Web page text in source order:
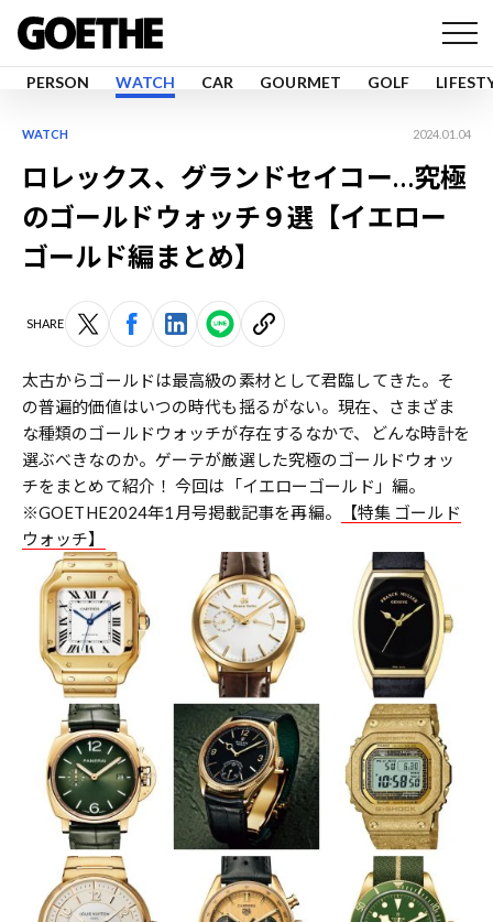
PERSON WATCH CAR GOURMET GOLF
WATCH 2024.01.04
ロレックス、グランドセイコー…究極
のゴールドウォッチ９選【イエロー
ゴールド編まとめ】
SHARE
太古からゴールドは最高級の素材として君臨してきた。そ
の普遍的価値はいつの時代も揺るがない。現在、さまざま
な種類のゴールドウォッチが存在するなかで、どんな時計を
選ぶべきなのか。ゲーテが厳選した究極のゴールドウォッ
チをまとめて紹介！ 今回は「イエローゴールド」編。
※GOETHE2024年1月号掲載記事を再編。
【特集 ゴールド
ウォッチ】